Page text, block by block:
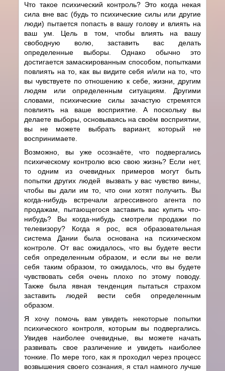
Что такое психический контроль? Это когда некая
сила вне вас (будь то психические силы или другие
люди) пытается попасть в вашу голову и влиять на
ваш ум. Цель в том, чтобы влиять на вашу
свободную волю, заставить вас делать
определенные выборы. Однако обычно это
достигается замаскированным способом, попытками
повлиять на то, как вы видите себя и/или на то, что
вы чувствуете по отношению к себе, жизни, другим
людям или определенным ситуациям. Другими
словами, психические силы зачастую стремятся
повлиять на ваше восприятие. А поскольку вы
делаете выборы, основываясь на своём восприятии,
вы не можете выбрать вариант, который не
воспринимаете.
Возможно, вы уже осознаёте, что подвергались
психическому контролю всю свою жизнь? Если нет,
то одним из очевидных примеров могут быть
попытки других людей вызвать у вас чувство вины,
чтобы вы дали им то, что они хотят получить. Вы
когда-нибудь встречали агрессивного агента по
продажам, пытающегося заставить вас купить что-
нибудь? Вы когда-нибудь смотрели продажи по
телевизору? Когда я рос, вся образовательная
система Дании была основана на психическом
контроле. От вас ожидалось, что вы будете вести
себя определенным образом, и если вы не вели
себя таким образом, то ожидалось, что вы будете
чувствовать себя очень плохо по этому поводу.
Также была явная тенденция пытаться страхом
заставить людей вести себя определенным
образом.
Я хочу помочь вам увидеть некоторые попытки
психического контроля, которым вы подвергались.
Увидев наиболее очевидные, вы можете начать
развивать свое различение и увидеть наиболее
тонкие. По мере того, как я проходил через процесс
возвышения своего сознания, я стал намного лучше